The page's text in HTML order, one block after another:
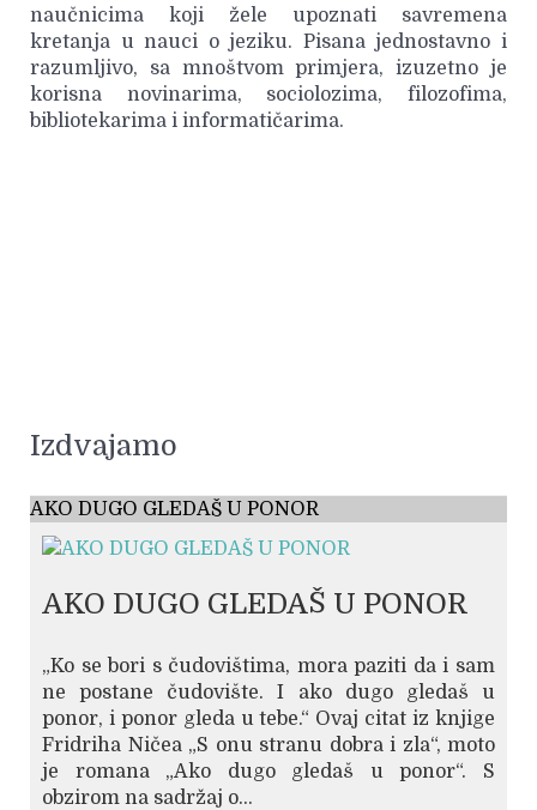
naučnicima koji žele upoznati savremena
kretanja u nauci o jeziku. Pisana jednostavno i
razumljivo, sa mnoštvom primjera, izuzetno je
korisna novinarima, sociolozima, filozofima,
bibliotekarima i informatičarima.
Izdvajamo
AKO DUGO GLEDAŠ U PONOR
AKO DUGO GLEDAŠ U PONOR
„Ko se bori s čudovištima, mora paziti da i sam
ne postane čudovište. I ako dugo gledaš u
ponor, i ponor gleda u tebe.“ Ovaj citat iz knjige
Fridriha Ničea „S onu stranu dobra i zla“, moto
je romana „Ako dugo gledaš u ponor“. S
obzirom na sadržaj o...